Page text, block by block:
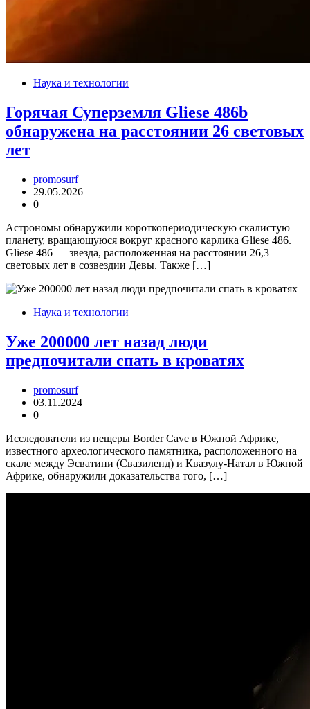
Наука и технологии
Горячая Суперземля Gliese 486b
обнаружена на расстоянии 26 световых
лет
promosurf
29.05.2026
0
Астрономы обнаружили короткопериодическую скалистую
планету, вращающуюся вокруг красного карлика Gliese 486.
Gliese 486 — звезда, расположенная на расстоянии 26,3
световых лет в созвездии Девы. Также […]
Наука и технологии
Уже 200000 лет назад люди
предпочитали спать в кроватях
promosurf
03.11.2024
0
Исследователи из пещеры Border Cave в Южной Африке,
известного археологического памятника, расположенного на
скале между Эсватини (Свазиленд) и Квазулу-Натал в Южной
Африке, обнаружили доказательства того, […]